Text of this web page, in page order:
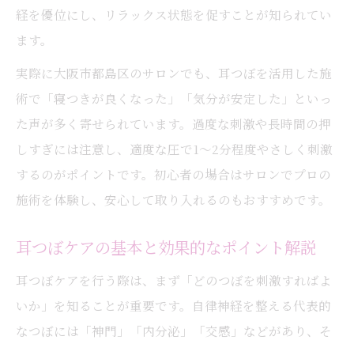
経を優位にし、リラックス状態を促すことが知られてい
ます。
実際に大阪市都島区のサロンでも、耳つぼを活用した施
術で「寝つきが良くなった」「気分が安定した」といっ
た声が多く寄せられています。過度な刺激や長時間の押
しすぎには注意し、適度な圧で1〜2分程度やさしく刺激
するのがポイントです。初心者の場合はサロンでプロの
施術を体験し、安心して取り入れるのもおすすめです。
耳つぼケアの基本と効果的なポイント解説
耳つぼケアを行う際は、まず「どのつぼを刺激すればよ
いか」を知ることが重要です。自律神経を整える代表的
なつぼには「神門」「内分泌」「交感」などがあり、そ